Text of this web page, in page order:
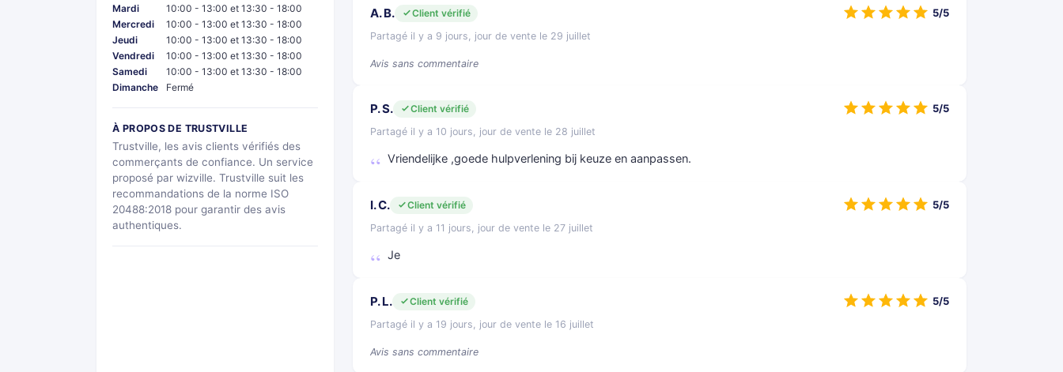
Mardi
10:00 - 13:00 et 13:30 - 18:00
Mercredi
10:00 - 13:00 et 13:30 - 18:00
Jeudi
10:00 - 13:00 et 13:30 - 18:00
Vendredi
10:00 - 13:00 et 13:30 - 18:00
Samedi
10:00 - 13:00 et 13:30 - 18:00
Dimanche
Fermé
À PROPOS DE TRUSTVILLE
Trustville, les avis clients vérifiés des
commerçants de confiance. Un service
proposé par wizville. Trustville suit les
recommandations de la norme ISO
20488:2018 pour garantir des avis
authentiques.
A. B.
Client vérifié
Partagé il y a 9 jours, jour de vente le 29 juillet
Avis sans commentaire
5/5
P. S.
Client vérifié
Partagé il y a 10 jours, jour de vente le 28 juillet
Vriendelijke ,goede hulpverlening bij keuze en aanpassen.
5/5
I. C.
Client vérifié
Partagé il y a 11 jours, jour de vente le 27 juillet
Je
5/5
P. L.
Client vérifié
Partagé il y a 19 jours, jour de vente le 16 juillet
Avis sans commentaire
5/5